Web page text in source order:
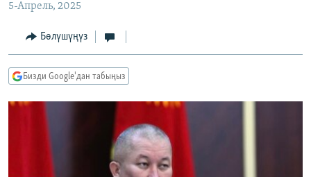
МАДАНИЯТ
ТВ ПРОГРАММАЛАР
БҮГҮН АЗАТТЫКТА
ПОДКАСТ
Русский
5-Апрель, 2025
Бөлүшүңүз
Бизди Google'дан табыңыз